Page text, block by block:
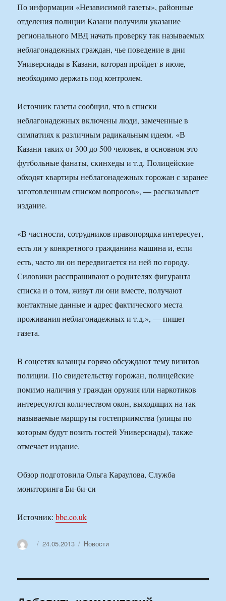
По информации «Независимой газеты», районные
отделения полиции Казани получили указание
регионального МВД начать проверку так называемых
неблагонадежных граждан, чье поведение в дни
Универсиады в Казани, которая пройдет в июле,
необходимо держать под контролем.
Источник газеты сообщил, что в списки
неблагонадежных включены люди, замеченные в
симпатиях к различным радикальным идеям. «В
Казани таких от 300 до 500 человек, в основном это
футбольные фанаты, скинхеды и т.д. Полицейские
обходят квартиры неблагонадежных горожан с заранее
заготовленным списком вопросов», — рассказывает
издание.
«В частности, сотрудников правопорядка интересует,
есть ли у конкретного гражданина машина и, если
есть, часто ли он передвигается на ней по городу.
Силовики расспрашивают о родителях фигуранта
списка и о том, живут ли они вместе, получают
контактные данные и адрес фактического места
проживания неблагонадежных и т.д.», — пишет
газета.
В соцсетях казанцы горячо обсуждают тему визитов
полиции. По свидетельству горожан, полицейские
помимо наличия у граждан оружия или наркотиков
интересуются количеством окон, выходящих на так
называемые маршруты гостеприимства (улицы по
которым будут возить гостей Универсиады), также
отмечает издание.
Обзор подготовила Ольга Караулова, Служба
мониторинга Би-би-си
Источник:bbc.co.uk
АвторОпубликовано
24.05.2013 Рубрики
Новости